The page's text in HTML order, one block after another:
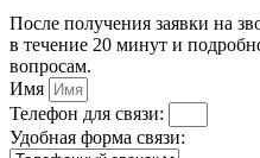
После получения заявки на
в течение 20 минут и
вопросам.
Имя
Телефон для связи:
Удобная форма связи: